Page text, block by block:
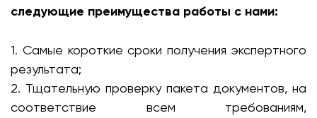
следующие преимущества работы с нами:
1. Самые короткие сроки получения экспертного
результата;
2. Тщательную проверку пакета документов, на
соответствие всем требованиям,